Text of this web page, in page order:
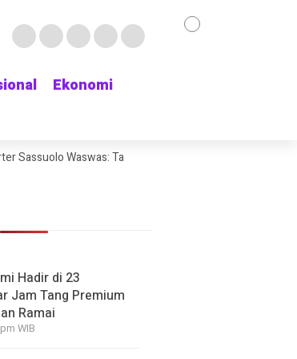
Ekonomi
Ekonomi
Waswas: Tak Mau Kehilangan Bek Andalan
Hadir di 23
Jam Tang Premium
Ramai
WIB